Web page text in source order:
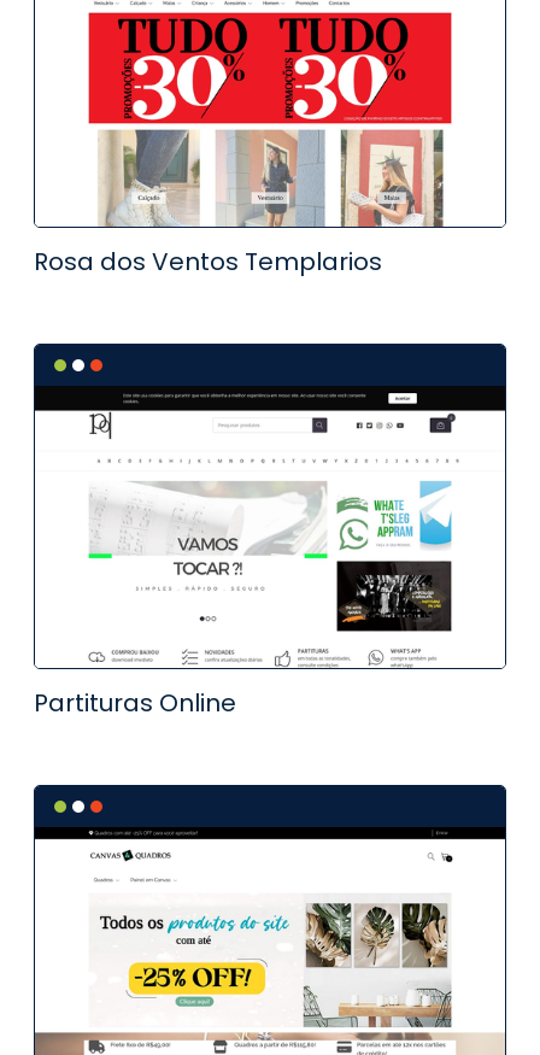
Rosa dos Ventos Templarios
Partituras Online